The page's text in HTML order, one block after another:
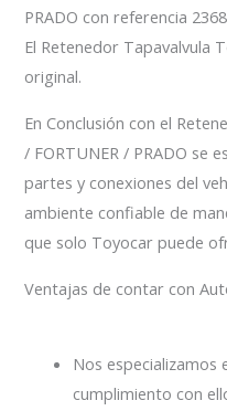
PRADO con referencia
El Retenedor Tapavalvula
original.
En Conclusión con el
/ FORTUNER / PRADO se
partes y conexiones del
ambiente confiable de
que solo Toyocar puede
Ventajas de contar con
Nos especializamos
cumplimiento con